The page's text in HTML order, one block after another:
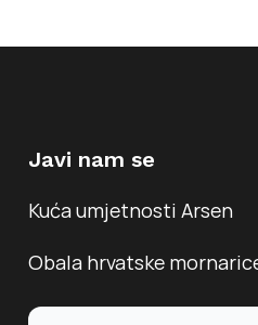
Javi nam se
Kuća umjetnosti Arsen
Obala hrvatske